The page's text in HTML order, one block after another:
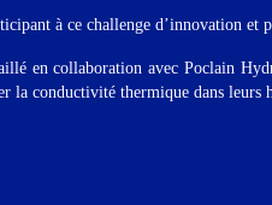
à ce challenge d’innovation et
en collaboration avec Poclain
la conductivité thermique dans leurs